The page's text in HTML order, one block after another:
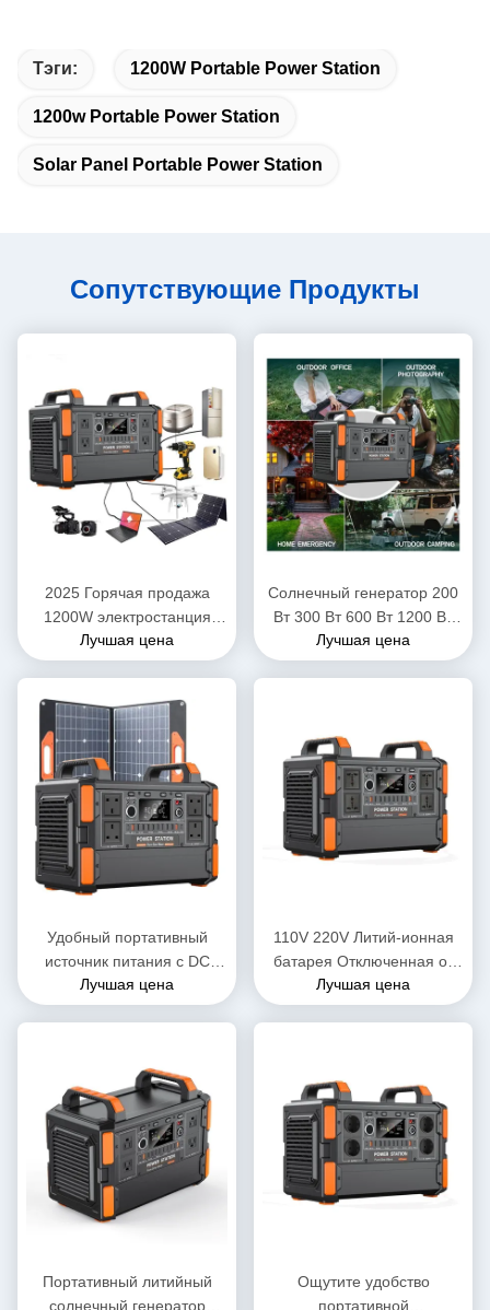
Тэги: 1200W Portable Power Station
1200w Portable Power Station
Solar Panel Portable Power Station
Сопутствующие Продукты
2025 Горячая продажа
1200W электростанция
LiFePO4 Батарейный банк
Мобильная портативная
солнечный генератор для
домашнего
электроснабжения
Лучшая цена
Солнечный генератор 200
Вт 300 Вт 600 Вт 1200 Вт
2500 Вт Наружный
банковский портативный
электростанция
Лучшая цена
Удобный портативный
источник питания с DC
1200W входной зарядкой и
жидкокристаллическим
Лучшая цена
110V 220V Литий-ионная
батарея Отключенная от
сети портативный
солнечный генератор
электростанция
Лучшая цена
Портативный литийный
солнечный генератор
Ощутите удобство
портативной